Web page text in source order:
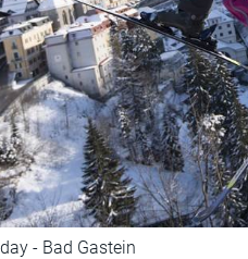
- Bad Gastein